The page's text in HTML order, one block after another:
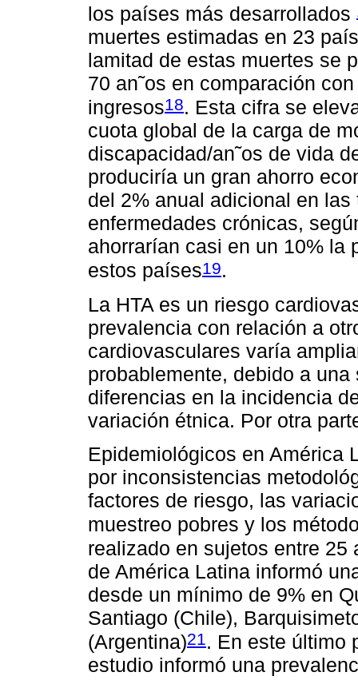
los países más desarrollados
muertes estimadas en 23
lamitad de estas muertes se
70 an˜os en comparación
ingresos18. Esta cifra se
cuota global de la carga de
discapacidad/an˜os de vida
produciría un gran ahorro
del 2% anual adicional en
enfermedades crónicas,
ahorrarían casi en un 10% la
estos países19.
La HTA es un riesgo
prevalencia con relación a
cardiovasculares varía
probablemente, debido a
diferencias en la incidencia
variación étnica. Por otra
Epidemiológicos en América
por inconsistencias
factores de riesgo, las
muestreo pobres y los
realizado en sujetos entre 25
de América Latina informó
desde un mínimo de 9% en
Santiago (Chile),
(Argentina)21 . En este último
estudio informó una